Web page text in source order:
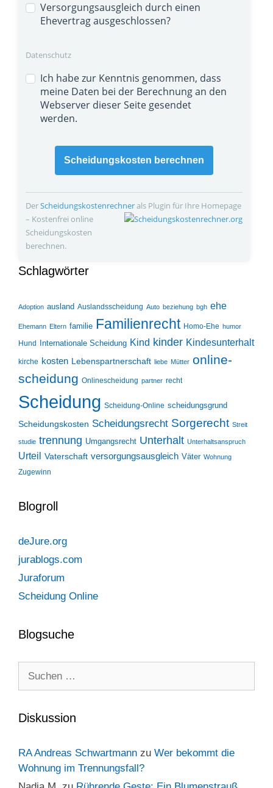
Versorgungsausgleich durch einen
Ehevertrag ausgeschlossen?
Datenschutz
Ich habe zur Kenntnis genommen, dass
meine Daten bei der Berechnung an den
Webserver dieser Seite gesendet
werden.
Scheidungskosten berechnen
DerScheidungskosten­rechnerals Plugin für Ihre Homepage
– Kostenfrei online
Scheidungskosten
berechnen.
Schlagwörter
Adoption ausland Auslandsscheidung Auto beziehung bgh ehe
Ehemann Eltern familie Familienrecht Homo-Ehe humor
Hund Internationale Scheidung Kind kinder Kindesunterhalt
kirche kosten Lebenspartnerschaft liebe Mütter online-
scheidung Onlinescheidung partner recht
Scheidung Scheidung-Online scheidungsgrund
Scheidungskosten Scheidungsrecht Sorgerecht Streit
studie trennung Umgangsrecht Unterhalt Unterhaltsanspruch
Urteil Vaterschaft versorgungsausgleich Väter Wohnung
Zugewinn
Blogroll
deJure.org
jurablogs.com
Juraforum
Scheidung Online
Blogsuche
Diskussion
RA Andreas Schwartmann zu Wer bekommt die
Wohnung im Trennungsfall?